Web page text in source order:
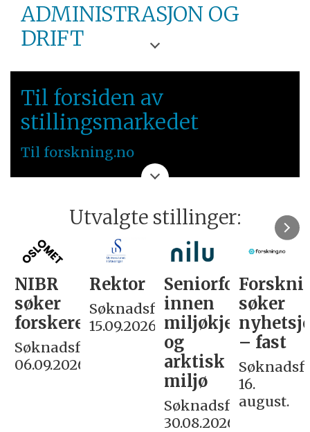
ADMINISTRASJON OG
DRIFT
HØGSKULEN PÅ
VESTLANDET
VESTLANDET
Til forsiden av
stillingsmarkedet
Til forskning.no
Utvalgte stillinger:
NIBR
søker
forskere
Søknadsfrist:
06.09.2026
Rektor
Søknadsfrist:
15.09.2026
Seniorforsker
innen
miljøkjemi
og
arktisk
miljø
Søknadsfrist:
30.08.2026
søker
– fast
16.
august.